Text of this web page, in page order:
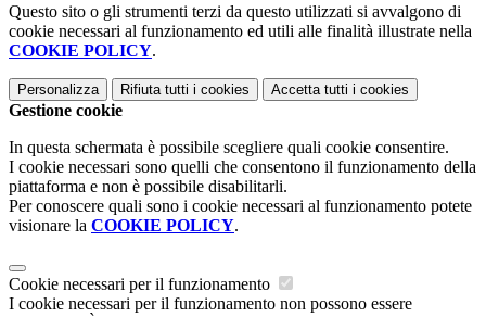
Questo sito o gli strumenti terzi da questo utilizzati si avvalgono di
cookie necessari al funzionamento ed utili alle finalità illustrate nella
COOKIE POLICY.
Personalizza Rifiuta tutti i cookies Accetta tutti i cookies
Gestione cookie
In questa schermata è possibile scegliere quali cookie consentire.
I cookie necessari sono quelli che consentono il funzionamento della
piattaforma e non è possibile disabilitarli.
Per conoscere quali sono i cookie necessari al funzionamento potete
visionare la COOKIE POLICY.
Cookie necessari per il funzionamento
I cookie necessari per il funzionamento non possono essere